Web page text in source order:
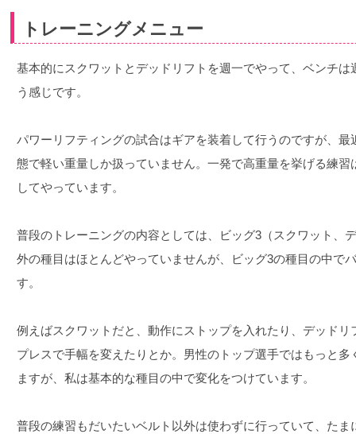
トレーニングメニュー
基本的にスクワットとデッドリフトを週一でやって、ベンチ
う感じです。
パワーリフティングの試合はギアを装着して行うのですが、
態で軽い重量しか扱っていません。一発で高重量を挙げる練
してやっています。
普段のトレーニングの内容としては、ビッグ3（スクワット、
外の種目はほとんどやっていませんが、ビッグ3の種目の中で
す。
例えばスクワットだと、動作にストップを入れたり、デッド
プレスで手幅を変えたりとか。男性のトップ選手ではもっと
ますが、私は基本的な種目の中で変化をつけています。
普段の練習もだいたいベルト以外は使わずに行っていて、た